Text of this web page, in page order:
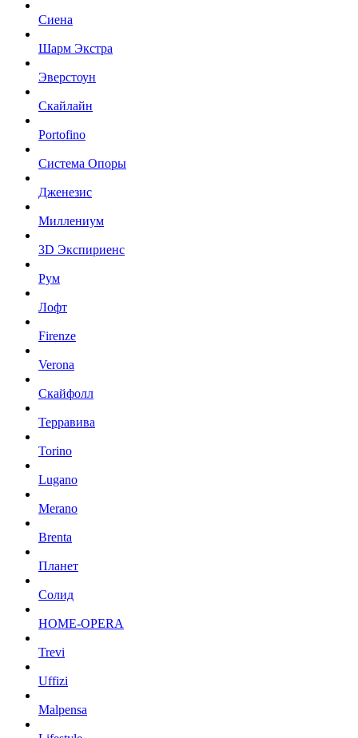
Сиена
Шарм Экстра
Эверстоун
Скайлайн
Portofino
Система Опоры
Дженезис
Миллениум
3D Экспириенс
Рум
Лофт
Firenze
Verona
Скайфолл
Терравива
Torino
Lugano
Merano
Brenta
Планет
Солид
HOME-OPERA
Trevi
Uffizi
Malpensa